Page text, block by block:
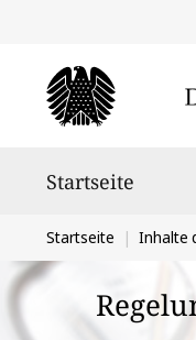
Startseite
Sie
befinden
sich
Startseite Inhalte